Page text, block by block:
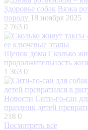
Здоровье собак Вязка
породу 18 ноября 2025
2 763 0
Щенок дома Сколько
продолжительность
1 363 0
Новости Сити-го-сан
праздник детей
218 0
Посмотреть все